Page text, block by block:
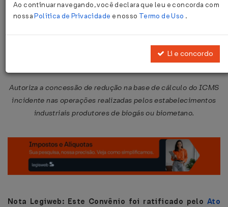
Convênio ICMS Nº 129 DE
Autoriza a concessão de redução na base de cálculo do ICMS
incidente nas operações realizadas pelos estabelecimentos
industriais produtores de biogás ou biometano.
Nota Legiweb: Este Convênio foi ratificado pelo Ato
Ao continuar navegando, você declara que leu e concorda com
nossaPolítica de Privacidade e nosso Termo de Uso .
Li e concordo